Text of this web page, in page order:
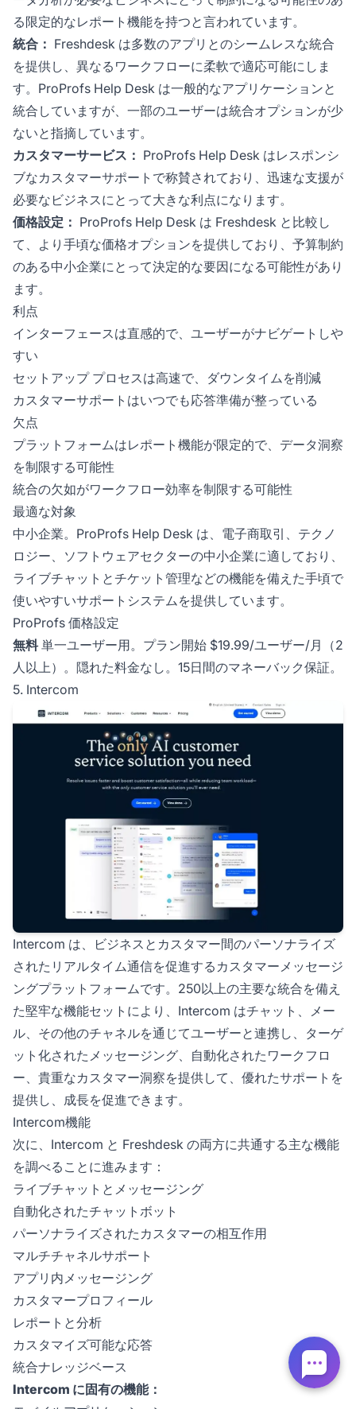
る限定的なレポート機能を持つと言われています。
統合： Freshdesk は多数のアプリとのシームレスな統合
を提供し、異なるワークフローに柔軟で適応可能にしま
す。ProProfs Help Desk は一般的なアプリケーションと
統合していますが、一部のユーザーは統合オプションが少
ないと指摘しています。
カスタマーサービス： ProProfs Help Desk はレスポンシ
ブなカスタマーサポートで称賛されており、迅速な支援が
必要なビジネスにとって大きな利点になります。
価格設定： ProProfs Help Desk は Freshdesk と比較し
て、より手頃な価格オプションを提供しており、予算制約
のある中小企業にとって決定的な要因になる可能性があり
ます。
利点
インターフェースは直感的で、ユーザーがナビゲートしや
すい
セットアップ プロセスは高速で、ダウンタイムを削減
カスタマーサポートはいつでも応答準備が整っている
欠点
プラットフォームはレポート機能が限定的で、データ洞察
を制限する可能性
統合の欠如がワークフロー効率を制限する可能性
最適な対象
中小企業。ProProfs Help Desk は、電子商取引、テクノ
ロジー、ソフトウェアセクターの中小企業に適しており、
ライブチャットとチケット管理などの機能を備えた手頃で
使いやすいサポートシステムを提供しています。
ProProfs 価格設定
無料単一ユーザー用。プラン開始 $19.99/ユーザー/月（2
人以上）。隠れた料金なし。15日間のマネーバック保証。
5. Intercom
Intercom は、ビジネスとカスタマー間のパーソナライズ
されたリアルタイム通信を促進するカスタマーメッセージ
ングプラットフォームです。250以上の主要な統合を備え
た堅牢な機能セットにより、Intercom はチャット、メー
ル、その他のチャネルを通じてユーザーと連携し、ターゲ
ット化されたメッセージング、自動化されたワークフロ
ー、貴重なカスタマー洞察を提供して、優れたサポートを
提供し、成長を促進できます。
Intercom機能
次に、Intercom と Freshdesk の両方に共通する主な機能
を調べることに進みます：
ライブチャットとメッセージング
自動化されたチャットボット
パーソナライズされたカスタマーの相互作用
マルチチャネルサポート
アプリ内メッセージング
カスタマープロフィール
レポートと分析
カスタマイズ可能な応答
統合ナレッジベース
Intercom に固有の機能：